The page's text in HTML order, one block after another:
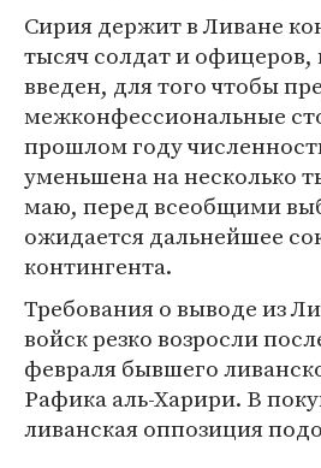
Сирия держит в Ливане
тысяч солдат и
введен, для того чтобы
межконфессиональные
прошлом году
уменьшена на несколько
маю, перед всеобщими
ожидается дальнейшее
контингента.
Требования о выводе из
войск резко возросли
февраля бывшего
Рафика аль-Харири. В
ливанская оппозиция